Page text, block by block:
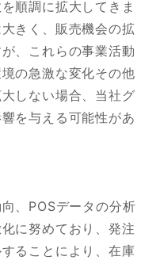
順調に拡大してきま
きく、販売機会の拡
、これらの事業活動
の急激な変化その他
しない場合、当社グ
を与える可能性があ
、POSデータの分析
に努めており、発注
ることにより、在庫